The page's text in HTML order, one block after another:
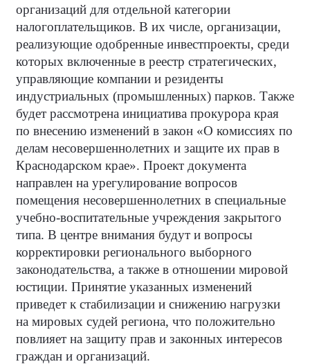
организаций для отдельной категории
налогоплательщиков. В их числе, организации,
реализующие одобренные инвестпроекты, среди
которых включенные в реестр стратегических,
управляющие компании и резиденты
индустриальных (промышленных) парков. Также
будет рассмотрена инициатива прокурора края
по внесению изменений в закон «О комиссиях по
делам несовершеннолетних и защите их прав в
Краснодарском крае». Проект документа
направлен на урегулирование вопросов
помещения несовершеннолетних в специальные
учебно-воспитательные учреждения закрытого
типа. В центре внимания будут и вопросы
корректировки регионального выборного
законодательства, а также в отношении мировой
юстиции. Принятие указанных изменений
приведет к стабилизации и снижению нагрузки
на мировых судей региона, что положительно
повлияет на защиту прав и законных интересов
граждан и организаций.